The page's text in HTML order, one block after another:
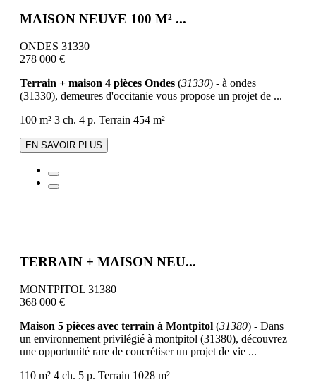
MAISON NEUVE 100 M² ...
ONDES 31330
278 000 €
Terrain + maison 4 pièces Ondes (31330) - à ondes
(31330), demeures d'occitanie vous propose un projet de ...
100 m² 3 ch. 4 p. Terrain 454 m²
EN SAVOIR PLUS
TERRAIN + MAISON NEU...
MONTPITOL 31380
368 000 €
Maison 5 pièces avec terrain à Montpitol (31380) - Dans
un environnement privilégié à montpitol (31380), découvrez
une opportunité rare de concrétiser un projet de vie ...
110 m² 4 ch. 5 p. Terrain 1028 m²